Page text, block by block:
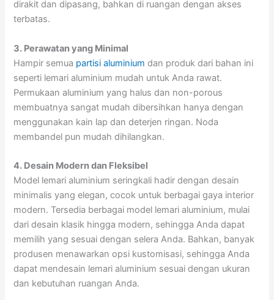
dirakit dan dipasang, bahkan di ruangan dengan akses
terbatas.
3. Perawatan yang Minimal
Hampir semua partisi aluminium dan produk dari bahan ini
seperti lemari aluminium mudah untuk Anda rawat.
Permukaan aluminium yang halus dan non-porous
membuatnya sangat mudah dibersihkan hanya dengan
menggunakan kain lap dan deterjen ringan. Noda
membandel pun mudah dihilangkan.
4. Desain Modern dan Fleksibel
Model lemari aluminium seringkali hadir dengan desain
minimalis yang elegan, cocok untuk berbagai gaya interior
modern. Tersedia berbagai model lemari aluminium, mulai
dari desain klasik hingga modern, sehingga Anda dapat
memilih yang sesuai dengan selera Anda. Bahkan, banyak
produsen menawarkan opsi kustomisasi, sehingga Anda
dapat mendesain lemari aluminium sesuai dengan ukuran
dan kebutuhan ruangan Anda.